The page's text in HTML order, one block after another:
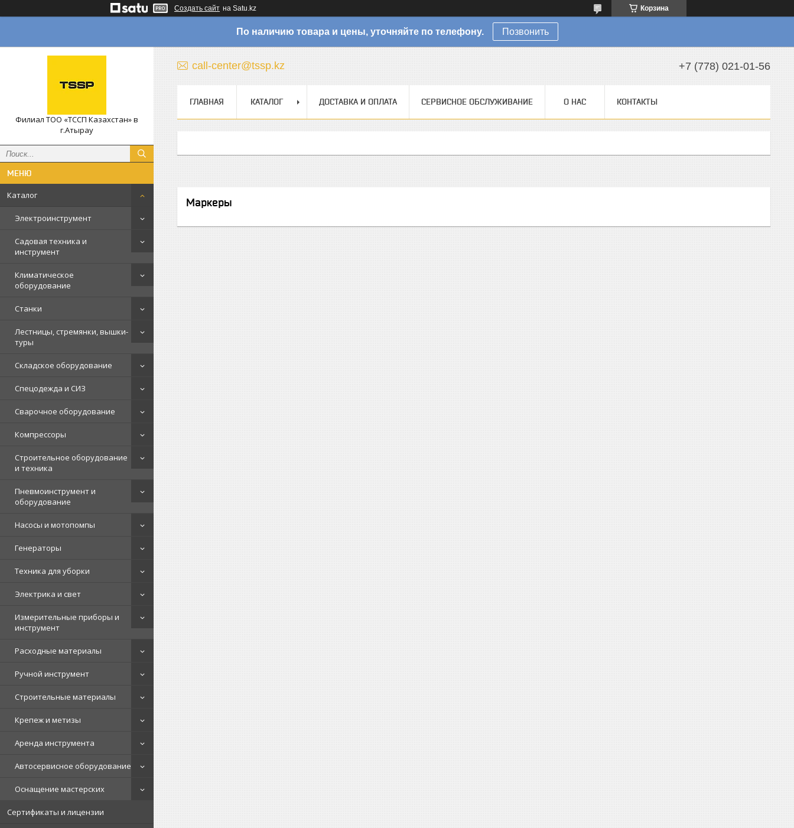
Создать сайт на Satu.kz Корзина
По наличию товара и цены, уточняйте по телефону. Позвонить
Филиал ТОО «ТССП Казахстан» в
г.Атырау
Каталог
Электроинструмент
Садовая техника и
инструмент
Климатическое
оборудование
Станки
Лестницы, стремянки, вышки-
туры
Складское оборудование
Спецодежда и СИЗ
Сварочное оборудование
Компрессоры
Строительное оборудование
и техника
Пневмоинструмент и
оборудование
Насосы и мотопомпы
Генераторы
Техника для уборки
Электрика и свет
Измерительные приборы и
инструмент
Расходные материалы
Ручной инструмент
Строительные материалы
Крепеж и метизы
Аренда инструмента
Автосервисное оборудование
Оснащение мастерских
Сертификаты и лицензии
call-center@tssp.kz +7 (778) 021-01-56
ГЛАВНАЯ КАТАЛОГ ДОСТАВКА И ОПЛАТА СЕРВИСНОЕ ОБСЛУЖИВАНИЕ О НАС КОНТАКТЫ
Маркеры